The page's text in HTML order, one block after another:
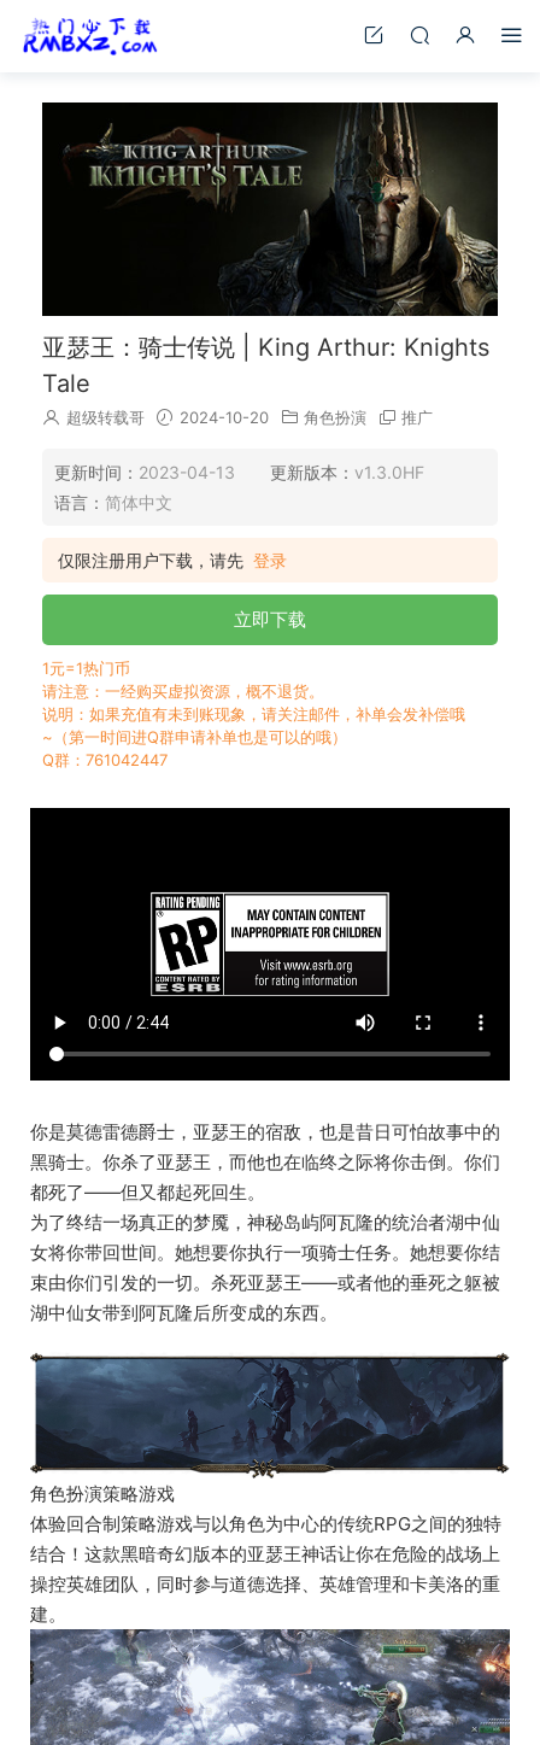
亚瑟王：骑士传说 | King Arthur: Knights
Tale
超级转载哥 2024-10-20 角色扮演 推广
更新时间： 2023-04-13 更新版本： v1.3.0HF
语言： 简体中文
仅限注册用户下载，请先 登录
立即下载
1元=1热门币
请注意：一经购买虚拟资源，概不退货。
说明：如果充值有未到账现象，请关注邮件，补单会发补偿哦
~（第一时间进Q群申请补单也是可以的哦）
Q群：761042447
你是莫德雷德爵士，亚瑟王的宿敌，也是昔日可怕故事中的
黑骑士。你杀了亚瑟王，而他也在临终之际将你击倒。你们
都死了——但又都起死回生。
为了终结一场真正的梦魇，神秘岛屿阿瓦隆的统治者湖中仙
女将你带回世间。她想要你执行一项骑士任务。她想要你结
束由你们引发的一切。杀死亚瑟王——或者他的垂死之躯被
湖中仙女带到阿瓦隆后所变成的东西。
角色扮演策略游戏
体验回合制策略游戏与以角色为中心的传统RPG之间的独特
结合！这款黑暗奇幻版本的亚瑟王神话让你在危险的战场上
操控英雄团队，同时参与道德选择、英雄管理和卡美洛的重
建。